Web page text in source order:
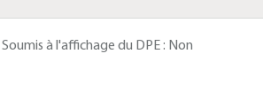
Soumis à l'affichage du DPE : Non